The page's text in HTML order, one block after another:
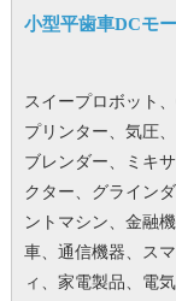
小型平歯車DCモ
スイープロボット
プリンター、気圧
ブレンダー、ミキ
クター、グライン
ントマシン、金融
車、通信機器、ス
ィ、家電製品、電